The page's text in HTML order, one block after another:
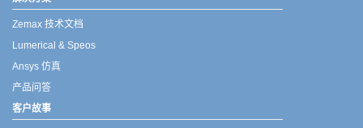
Zemax 技术文档
Lumerical & Speos
Ansys 仿真
产品问答
客户故事